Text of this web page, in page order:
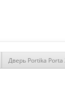
Дверь Portika Porta